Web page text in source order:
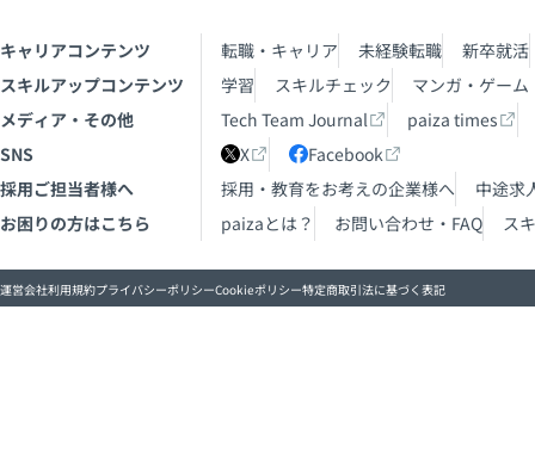
キャリアコンテンツ 転職・キャリア 未経験転職
新卒就活
スキルアップコンテンツ
学習 スキルチェック
マンガ・ゲーム
メディア・その他
Tech Team Journal
paiza times
SNS
X
Facebook
採用ご担当者様へ
採用・教育をお考えの企業様へ
中途求
お困りの方はこちら
paizaとは？ お問い合わせ・FAQ ス
運営会社利用規約プライバシーポリシーCookieポリシー特定商取引法に基づく表記